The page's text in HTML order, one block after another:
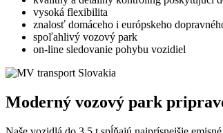
vysoká flexibilita
znalosť domáceho i európskeho
spoľahlivý vozový park
on-line sledovanie pohybu vozidiel
Moderný vozový park